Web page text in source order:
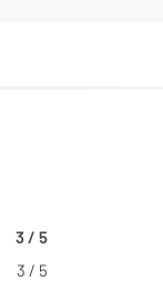
3 / 5
3 / 5